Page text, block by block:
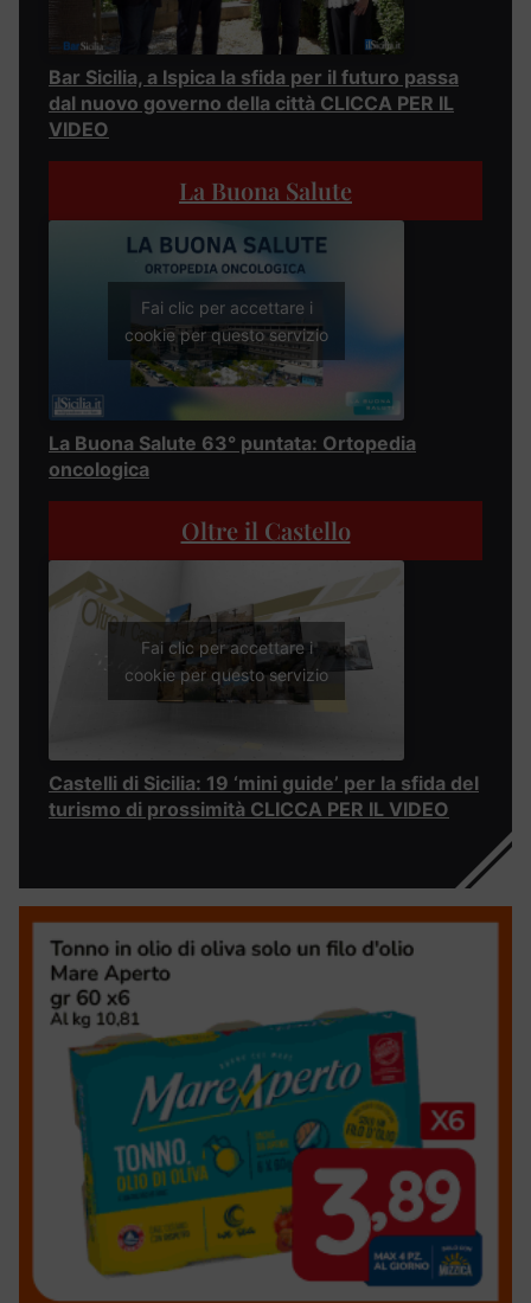
Bar Sicilia, a Ispica la sfida per il futuro passa
dal nuovo governo della città CLICCA PER IL
VIDEO
La Buona Salute
Fai clic per accettare i
cookie per questo servizio
La Buona Salute 63° puntata: Ortopedia
oncologica
Oltre il Castello
Fai clic per accettare i
cookie per questo servizio
Castelli di Sicilia: 19 ‘mini guide’ per la sfida del
turismo di prossimità CLICCA PER IL VIDEO